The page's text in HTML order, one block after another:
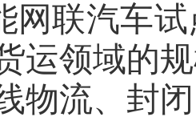
网联汽车
运领域的
物流、封